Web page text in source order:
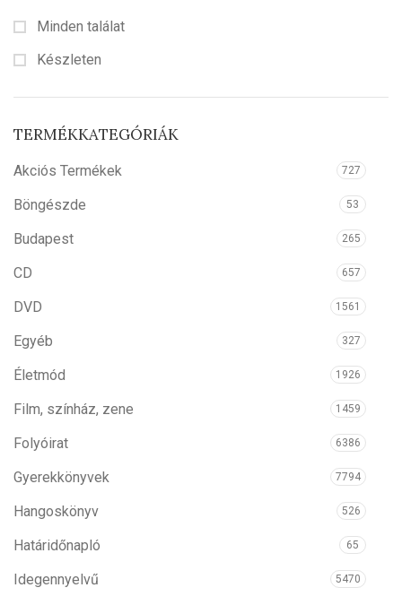
Minden találat
Készleten
TERMÉKKATEGÓRIÁK
Akciós Termékek 727
Böngészde 53
Budapest 265
CD 657
DVD 1561
Egyéb 327
Életmód 1926
Film, színház, zene 1459
Folyóirat 6386
Gyerekkönyvek 7794
Hangoskönyv 526
Határidőnapló 65
Idegennyelvű 5470